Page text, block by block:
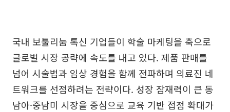
국내 보툴리눔 톡신 기업들이 학술 마케팅을 축으로
글로벌 시장 공략에 속도를 내고 있다. 제품 판매를
넘어 시술법과 임상 경험을 함께 전파하며 의료진 네
트워크를 선점하려는 전략이다. 성장 잠재력이 큰 동
남아·중남미 시장을 중심으로 교육 기반 접점 확대가